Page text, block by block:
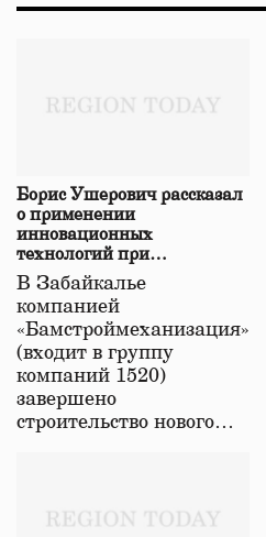
Борис Ушерович рассказал
о применении
инновационных
технологий при
строительстве нового моста
в Забайкалье
В Забайкалье
компанией
«Бамстроймеханизация»
(входит в группу
компаний 1520)
завершено
строительство нового…